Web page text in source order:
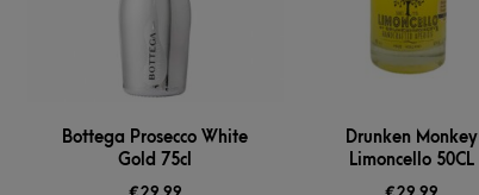
Bottega Prosecco White
Gold 75cl
Drunken Monkey
Limoncello 50CL